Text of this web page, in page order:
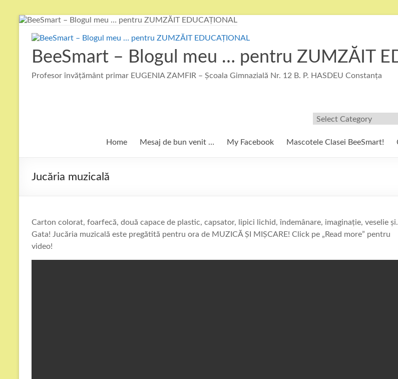
Skip
content
BeeSmart – Blogul meu … pentru ZUMZĂIT
Profesor învățământ primar EUGENIA ZAMFIR – Școala Gimnazială Nr. 12 B. P. HASDEU Constanța
Filtre/Etichete
Home Mesaj de bun venit … My Facebook Mascotele Clasei BeeSmart!
Jucăria muzicală
Carton colorat, foarfecă, două capace de plastic, capsator, lipici lichid, îndemânare, imaginație, veselie
Gata! Jucăria muzicală este pregătită pentru ora de MUZICĂ ȘI MIȘCARE! Click pe „Read more” pentru
video!